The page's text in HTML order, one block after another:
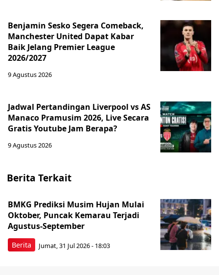
Benjamin Sesko Segera Comeback,
Manchester United Dapat Kabar
Baik Jelang Premier League
2026/2027
9 Agustus 2026
Jadwal Pertandingan Liverpool vs AS
Manaco Pramusim 2026, Live Secara
Gratis Youtube Jam Berapa?
9 Agustus 2026
Berita Terkait
Berita
BMKG Prediksi Musim Hujan Mulai
Oktober, Puncak Kemarau Terjadi
Agustus-September
Jumat, 31 Jul 2026 - 18:03